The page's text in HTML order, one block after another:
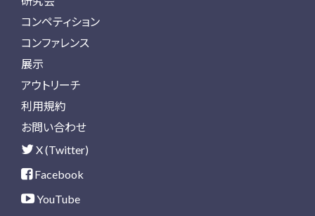
コンペティション
コンファレンス
展示
アウトリーチ
利用規約
お問い合わせ
X (Twitter)
Facebook
YouTube